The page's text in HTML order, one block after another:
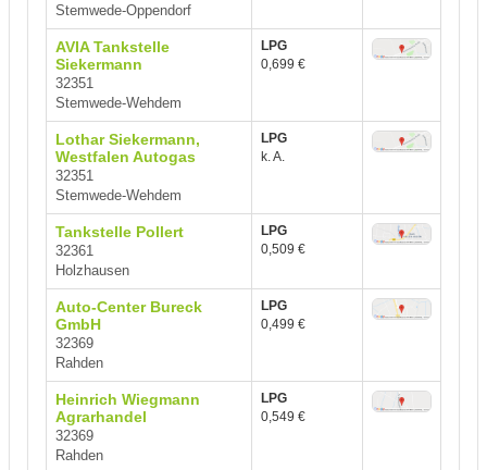
Stemwede-Oppendorf
AVIA Tankstelle
Siekermann
32351
Stemwede-Wehdem
LPG
0,699 €
Lothar Siekermann,
Westfalen Autogas
32351
Stemwede-Wehdem
LPG
k. A.
Tankstelle Pollert
32361
Holzhausen
LPG
0,509 €
Auto-Center Bureck
GmbH
32369
Rahden
LPG
0,499 €
Heinrich Wiegmann
Agrarhandel
32369
Rahden
LPG
0,549 €